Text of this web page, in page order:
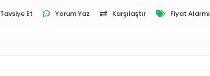
Tavsiye Et Yorum Yaz Karşılaştır Fiyat Alarmı